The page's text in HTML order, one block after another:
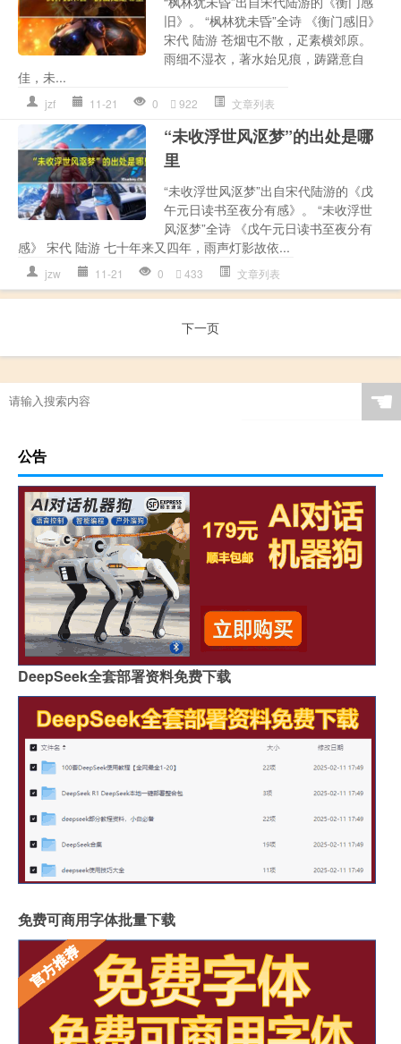
旧》。 “枫林犹未昏”全诗 《衡门感旧》
宋代 陆游 苍烟屯不散，疋素横郊原。
雨细不湿衣，著水始见痕，踌躇意自
佳，未...
jzf 11-21 0 922 文章列表
“未收浮世风沤梦”的出处是哪
里
“未收浮世风沤梦”出自宋代陆游的《戊
午元日读书至夜分有感》。 “未收浮世
风沤梦”全诗 《戊午元日读书至夜分有
感》 宋代 陆游 七十年来又四年，雨声灯影故依...
jzw 11-21 0 433 文章列表
下一页
☚
公告
DeepSeek全套部署资料免费下载
免费可商用字体批量下载